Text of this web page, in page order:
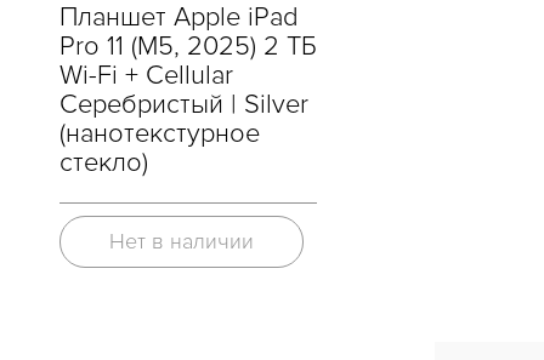
Планшет Apple iPad
Pro 11 (M5, 2025) 2 ТБ
Wi-Fi + Cellular
Серебристый | Silver
(нанотекстурное
стекло)
Нет в наличии